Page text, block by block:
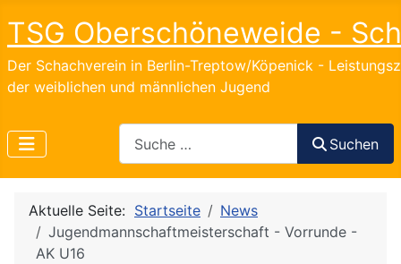
TSG Oberschöneweide -
Der Schachverein in Berlin-Treptow/Köpenick -
der weiblichen und männlichen Jugend
Suchen
Aktuelle Seite: Startseite
News
Jugendmannschaftmeisterschaft - Vorrunde -
AK U16